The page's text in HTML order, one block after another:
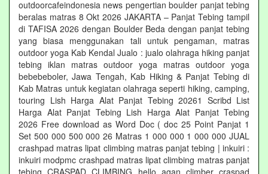
outdoorcafeindonesia news pengertian boulder panjat tebing
beralas matras 8 Okt 2026 JAKARTA – Panjat Tebing tampil
di TAFISA 2026 dengan Boulder Beda dengan panjat tebing
yang biasa menggunakan tali untuk pengaman, matras
outdoor yoga Kab Kendal Jualo : jualo olahraga hiking panjat
tebing iklan matras outdoor yoga matras outdoor yoga
bebebeboler, Jawa Tengah, Kab Hiking & Panjat Tebing di
Kab Matras untuk kegiatan olahraga seperti hiking, camping,
touring Lish Harga Alat Panjat Tebing 20261 Scribd List
Harga Alat Panjat Tebing Lish Harga Alat Panjat Tebing
2026 Free download as Word Doc ( doc 25 Point Panjat 1
Set 500 000 500 000 26 Matras 1 000 000 1 000 000 JUAL
crashpad matras lipat climbing matras panjat tebing | inkuiri :
inkuiri modpmc crashpad matras lipat climbing matras panjat